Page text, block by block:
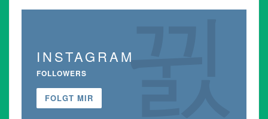
INSTAGRAM
FOLLOWERS
FOLGT MIR